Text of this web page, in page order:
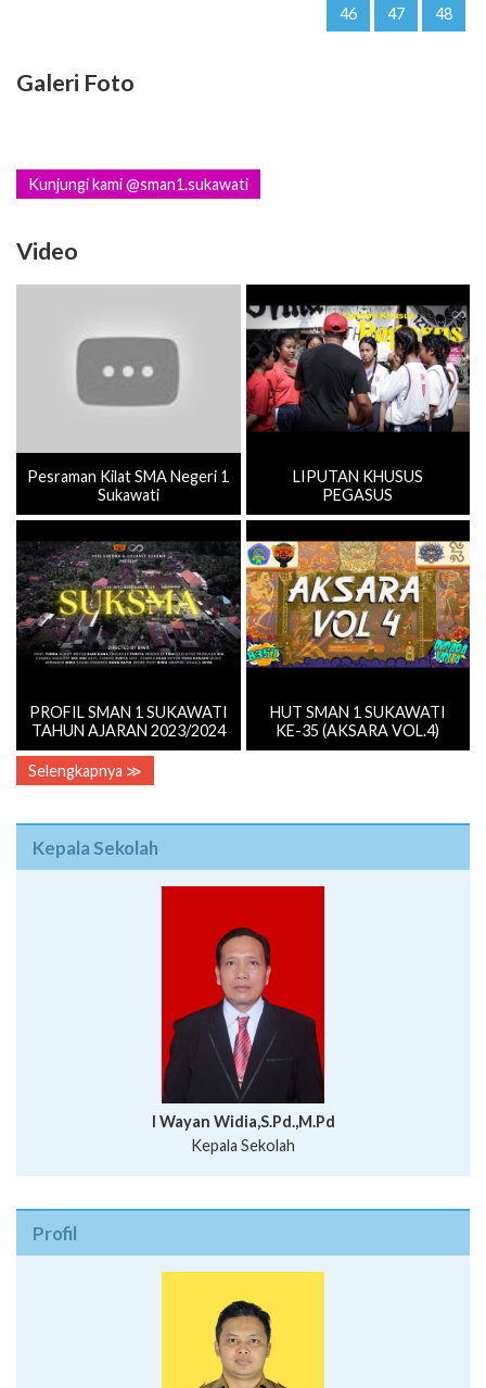
46 47 48
Galeri Foto
Kunjungi kami @sman1.sukawati
Video
Pesraman Kilat SMA Negeri 1
Sukawati
LIPUTAN KHUSUS
PEGASUS
PROFIL SMAN 1 SUKAWATI
TAHUN AJARAN 2023/2024
HUT SMAN 1 SUKAWATI
KE-35 (AKSARA VOL.4)
Selengkapnya ≫
Kepala Sekolah
I Wayan Widia,S.Pd.,M.Pd
Kepala Sekolah
Profil